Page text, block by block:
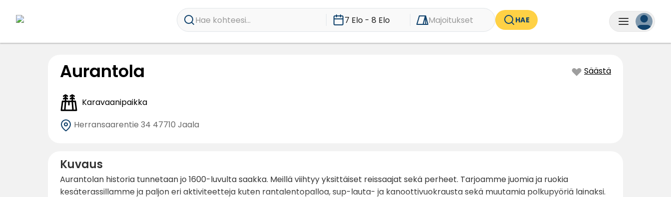
Hae kohteesi... 7 Elo - 8 Elo Majoitukset HAE
Aurantola Säästä
Karavaanipaikka
Herransaarentie 34 47710 Jaala
Kuvaus
Aurantolan historia tunnetaan jo 1600-luvulta saakka. Meillä viihtyy yksittäiset reissaajat sekä perheet. Tarjoamme juomia ja ruokia
kesäterassillamme ja paljon eri aktiviteetteja kuten rantalentopalloa, sup-lauta- ja kanoottivuokrausta sekä muutamia polkupyöriä lainaksi.